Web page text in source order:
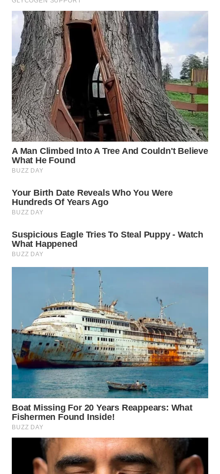
TINGGI
WN
PAKPAK
WN
KARAWANG
WN
BEKASI
WN
BOGOR
WN
UTARA
SAMOSIR
PADANG
LAWAS
WN
SUMEDANG
WN
CIANJUR
WN
KEPULAUAN
SERIBU
WN